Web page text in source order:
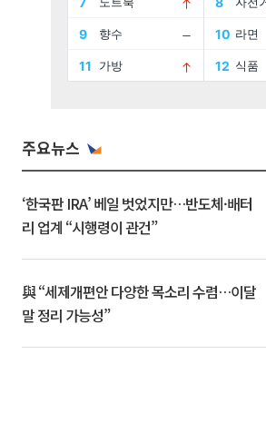
주요뉴스
‘한국판 IRA’ 베일 벗었지만…반도체·배터
리 업계 “시행령이 관건”
與 “세제개편안 다양한 목소리 수렴…이달
말 정리 가능성”